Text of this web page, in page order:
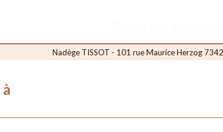
Nadège TISSOT - 101 rue Maurice Herzog
à